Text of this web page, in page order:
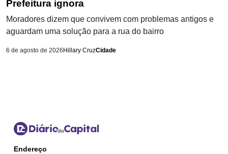
Prefeitura ignora
Moradores dizem que convivem com problemas antigos e
aguardam uma solução para a rua do bairro
6 de agosto de 2026 Hillary CruzCidade
Endereço